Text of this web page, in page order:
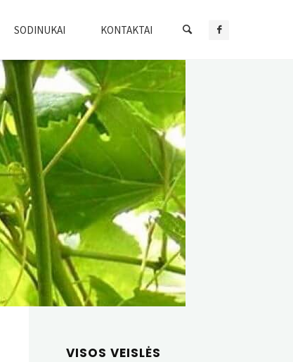
SODINUKAI KONTAKTAI
VISOS VEISLĖS